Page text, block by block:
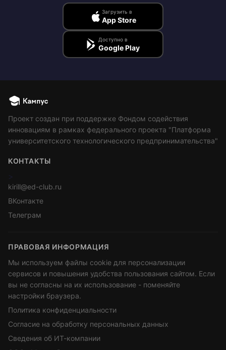
Загрузить в
App Store
Доступно в
Google Play
Проект создан при поддержке Фондом содействия
инновациям в рамках федерального проекта "Платформа
университетского технологического предпринимательства"
КОНТАКТЫ
>
kirill@ed-club.ru
ВКонтакте
Телеграм
ПРАВОВАЯ ИНФОРМАЦИЯ
Мы используем файлы cookie для персонализации
сервисов и повышения удобства пользования сайтом. Если
вы не согласны на их использование - поменяйте
настройки браузера.
Политика конфиденциальности
Согласие на обработку персональных данных
Сведения об ИТ-компании